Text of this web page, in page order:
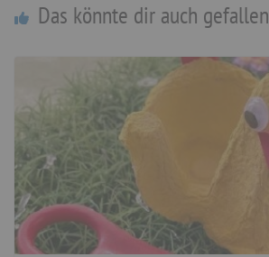
Das könnte dir auch gefallen